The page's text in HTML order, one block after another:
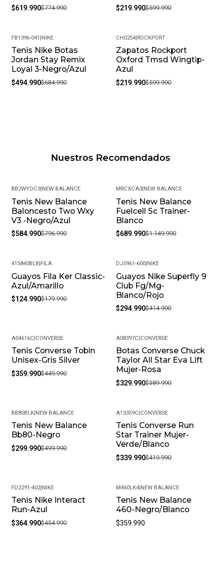
$619.990$774.990 $219.990$599.990
-28%
FB1396-041 |NIKE
Tenis Nike Botas
Jordan Stay Remix
Loyal 3-Negro/Azul
$494.990$684.990
-63%
CH0254|ROCKPORT
Zapatos Rockport
Oxford Tmsd Wingtip-
Azul
$219.990$599.990
Nuestros Recomendados
-27%
BB2WYOC3|NEW BALANCE
Tenis New Balance
Baloncesto Two Wxy
V3 -Negro/Azul
$584.990$796.990
-40%
MRCXCA3|NEW BALANCE
Tenis New Balance
Fuelcell Sc Trainer-
Blanco
$689.990$1.149.990
-31%
415840BLB|FILA
Guayos Fila Ker Classic-
Azul/Amarillo
$124.990$179.990
-29%
DJ5961-600|NIKE
Guayos Nike Superfly 9
Club Fg/Mg-
Blanco/Rojo
$294.990$414.990
-20%
A04616C|CONVERSE
Tenis Converse Tobin
Unisex-Gris Silver
$359.990$449.990
-15%
A08397C|CONVERSE
Botas Converse Chuck
Taylor All Star Eva Lift
Mujer-Rosa
$329.990$389.990
-40%
BB80BLK|NEW BALANCE
Tenis New Balance
Bb80-Negro
$299.990$499.990
-19%
A13359C|CONVERSE
Tenis Converse Run
Star Trainer Mujer-
Verde/Blanco
$339.990$419.990
-20%
FD2291-402|NIKE
Tenis Nike Interact
Run-Azul
$364.990$454.990
M460LK4|NEW BALANCE
Tenis New Balance
460-Negro/Blanco
$359.990